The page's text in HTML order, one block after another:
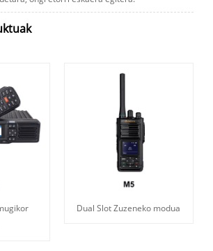
Dual Slot Zuzeneko modua